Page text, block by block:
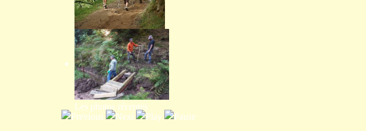
Programme annuel
Les photos récentes